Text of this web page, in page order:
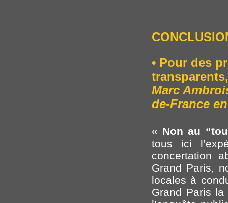
• Pour des
Marc
de-France
« Non au
tous ici
concertation
Grand Paris,
locales à
Grand Paris